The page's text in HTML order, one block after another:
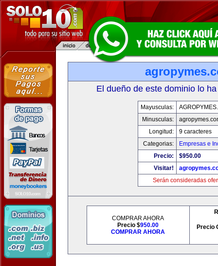
El dueño de este dominio lo
Mayusculas:
Minusculas:
Longitud:
9 caracteres
Categorias:
Empresas e
Precio:
$950.00
Visitar!
Serán consideradas
COMPRAR AHORA
Precio $950.00
COMPRAR AHORA
Precio